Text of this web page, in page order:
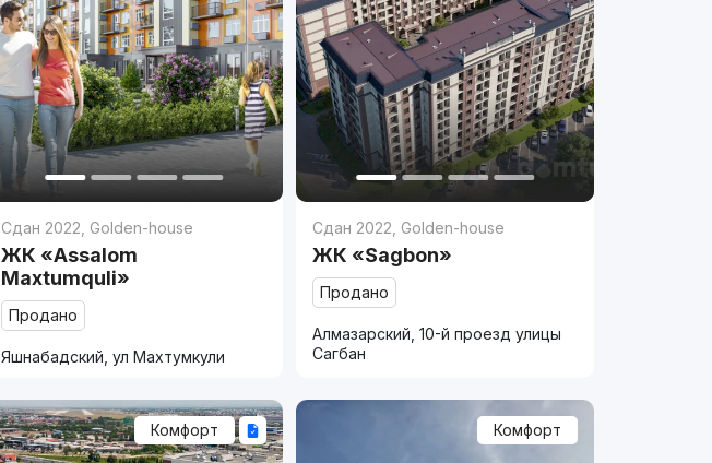
Сдан 2022 Golden-house
ЖК «Assalom
Maxtumquli»
Продано
Яшнабадский, ул Махтумкули
Сдан 2022 Golden-house
ЖК «Sagbon»
Продано
Алмазарский, 10-й проезд улицы
Сагбан
Комфорт Комфорт